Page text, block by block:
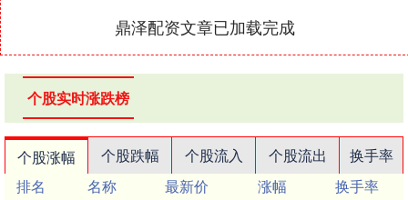
鼎泽配资文章已加载完成
个股实时涨跌榜
个股涨幅 个股跌幅 个股流入 个股流出
换手率
排名
名称 最新价 涨幅
换手率